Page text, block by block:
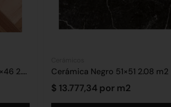
Cerámica Fresno Oscuro 46×46 2.58 m2 Cerámica Negro 51×51 2.08 m2
$ 13.777,34por m2